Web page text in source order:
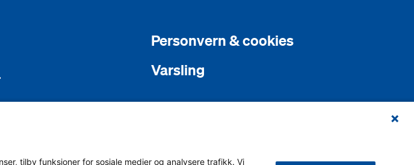
Personvern & cookies
Varsling
tilby funksjoner for sosiale medier og analysere trafikk. Vi